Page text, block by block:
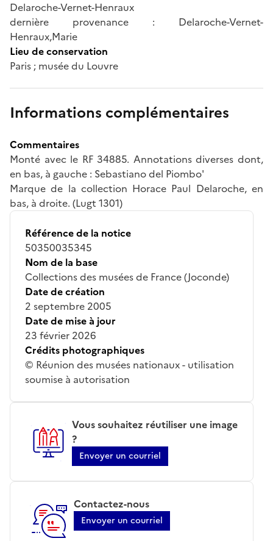
Delaroche-Vernet-Henraux
dernière provenance : Delaroche-Vernet-
Henraux,Marie
Lieu de conservation
Paris ; musée du Louvre
Informations complémentaires
Commentaires
Monté avec le RF 34885. Annotations diverses dont,
en bas, à gauche : Sebastiano del Piombo'
Marque de la collection Horace Paul Delaroche, en
bas, à droite. (Lugt 1301)
Référence de la notice
50350035345
Nom de la base
Collections des musées de France (Joconde)
Date de création
2 septembre 2005
Date de mise à jour
23 février 2026
Crédits photographiques
© Réunion des musées nationaux - utilisation
soumise à autorisation
Vous souhaitez réutiliser une image
?
Envoyer un courriel
Contactez-nous
Envoyer un courriel